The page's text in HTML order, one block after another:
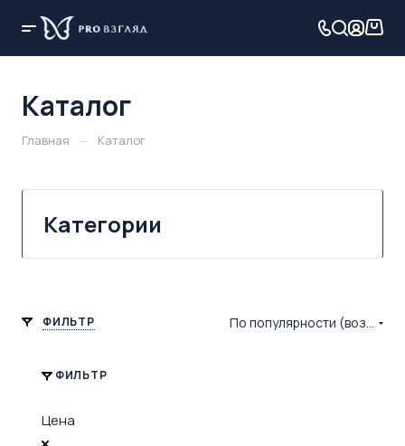
Каталог
Главная — Каталог
Категории
ФИЛЬТР По популярности (возрастание)
ФИЛЬТР
Цена